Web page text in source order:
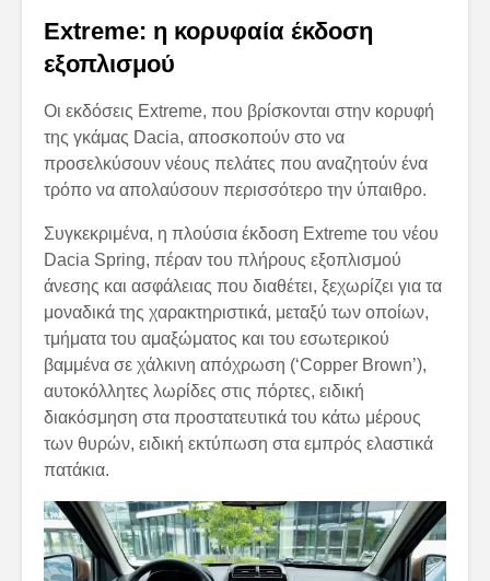
Extreme: η κορυφαία έκδοση
εξοπλισμού
Οι εκδόσεις Extreme, που βρίσκονται στην κορυφή
της γκάμας Dacia, αποσκοπούν στο να
προσελκύσουν νέους πελάτες που αναζητούν ένα
τρόπο να απολαύσουν περισσότερο την ύπαιθρο.
Συγκεκριμένα, η πλούσια έκδοση Extreme του νέου
Dacia Spring, πέραν του πλήρους εξοπλισμού
άνεσης και ασφάλειας που διαθέτει, ξεχωρίζει για τα
μοναδικά της χαρακτηριστικά, μεταξύ των οποίων,
τμήματα του αμαξώματος και του εσωτερικού
βαμμένα σε χάλκινη απόχρωση (‘Copper Brown’),
αυτοκόλλητες λωρίδες στις πόρτες, ειδική
διακόσμηση στα προστατευτικά του κάτω μέρους
των θυρών, ειδική εκτύπωση στα εμπρός ελαστικά
πατάκια.